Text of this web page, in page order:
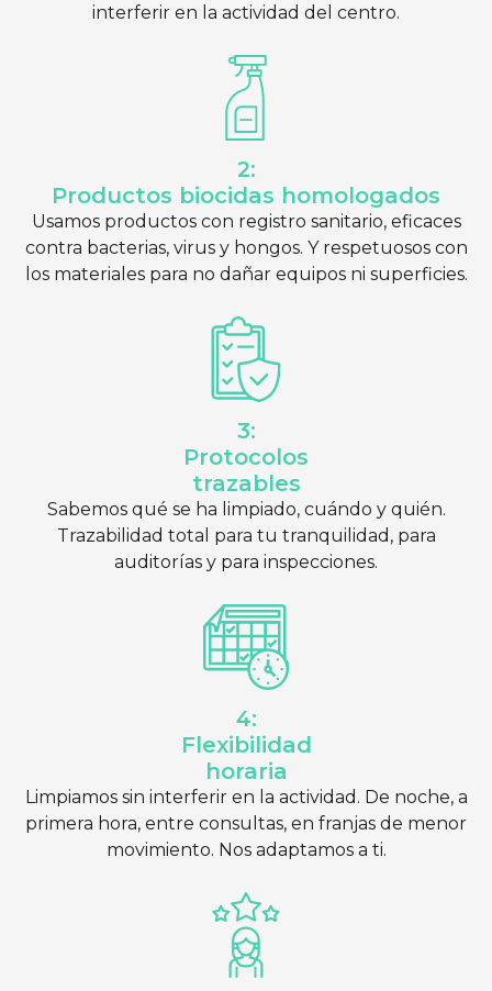
interferir en la actividad del centro.
2:
Productos biocidas homologados
Usamos productos con registro sanitario, eficaces
contra bacterias, virus y hongos. Y respetuosos con
los materiales para no dañar equipos ni superficies.
3:
Protocolos
trazables
Sabemos qué se ha limpiado, cuándo y quién.
Trazabilidad total para tu tranquilidad, para
auditorías y para inspecciones.
4:
Flexibilidad
horaria
Limpiamos sin interferir en la actividad. De noche, a
primera hora, entre consultas, en franjas de menor
movimiento. Nos adaptamos a ti.